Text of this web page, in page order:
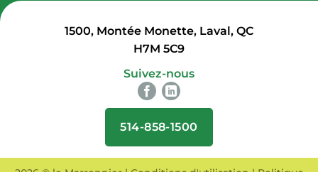
1500, Montée Monette, Laval, QC
H7M 5C9
Suivez-nous
514-858-1500